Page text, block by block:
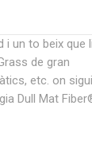
i un to beix que li
de gran
etc. on sigui
Dull Mat